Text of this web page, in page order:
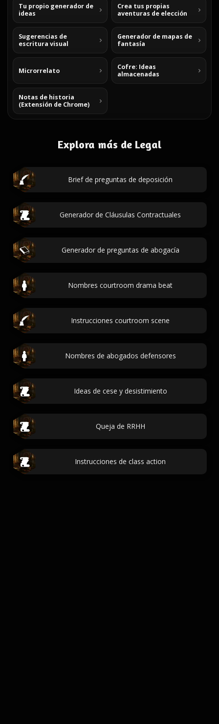
Tu propio generador de
ideas
Crea tus propias
aventuras de elección
Sugerencias de
escritura visual
Generador de mapas de
fantasía
Microrrelato
Cofre: Ideas
almacenadas
Notas de historia
(Extensión de Chrome)
Explora más de Legal
Brief de preguntas de deposición
Generador de Cláusulas Contractuales
Generador de preguntas de abogacía
Nombres courtroom drama beat
Instrucciones courtroom scene
Nombres de abogados defensores
Ideas de cese y desistimiento
Queja de RRHH
Instrucciones de class action